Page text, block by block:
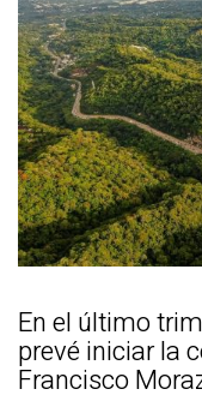
En el último
prevé iniciar la
Francisco